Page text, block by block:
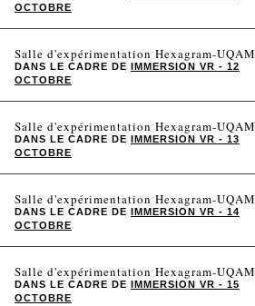
OCTOBRE
Salle d'expérimentation Hexagram-UQAM
DANS LE CADRE DE IMMERSION VR - 12
OCTOBRE
Salle d'expérimentation Hexagram-UQAM
DANS LE CADRE DE IMMERSION VR - 13
OCTOBRE
Salle d'expérimentation Hexagram-UQAM
DANS LE CADRE DE IMMERSION VR - 14
OCTOBRE
Salle d'expérimentation Hexagram-UQAM
DANS LE CADRE DE IMMERSION VR - 15
OCTOBRE